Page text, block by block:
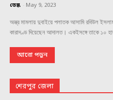
ডেস্ক - May 9, 2023
অস্ত্র মামলায় দুবাইয়ে পলাতক আসামি রবিউল
কারাদণ্ড দিয়েছেন আদালত। একইসঙ্গে তাকে ১০
আরো পড়ুন
শেরপুর জেলা